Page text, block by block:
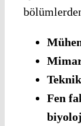
Fen